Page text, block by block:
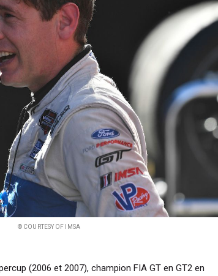
© COURTESY OF IMSA
(2006 et 2007), champion FIA GT en GT2 en